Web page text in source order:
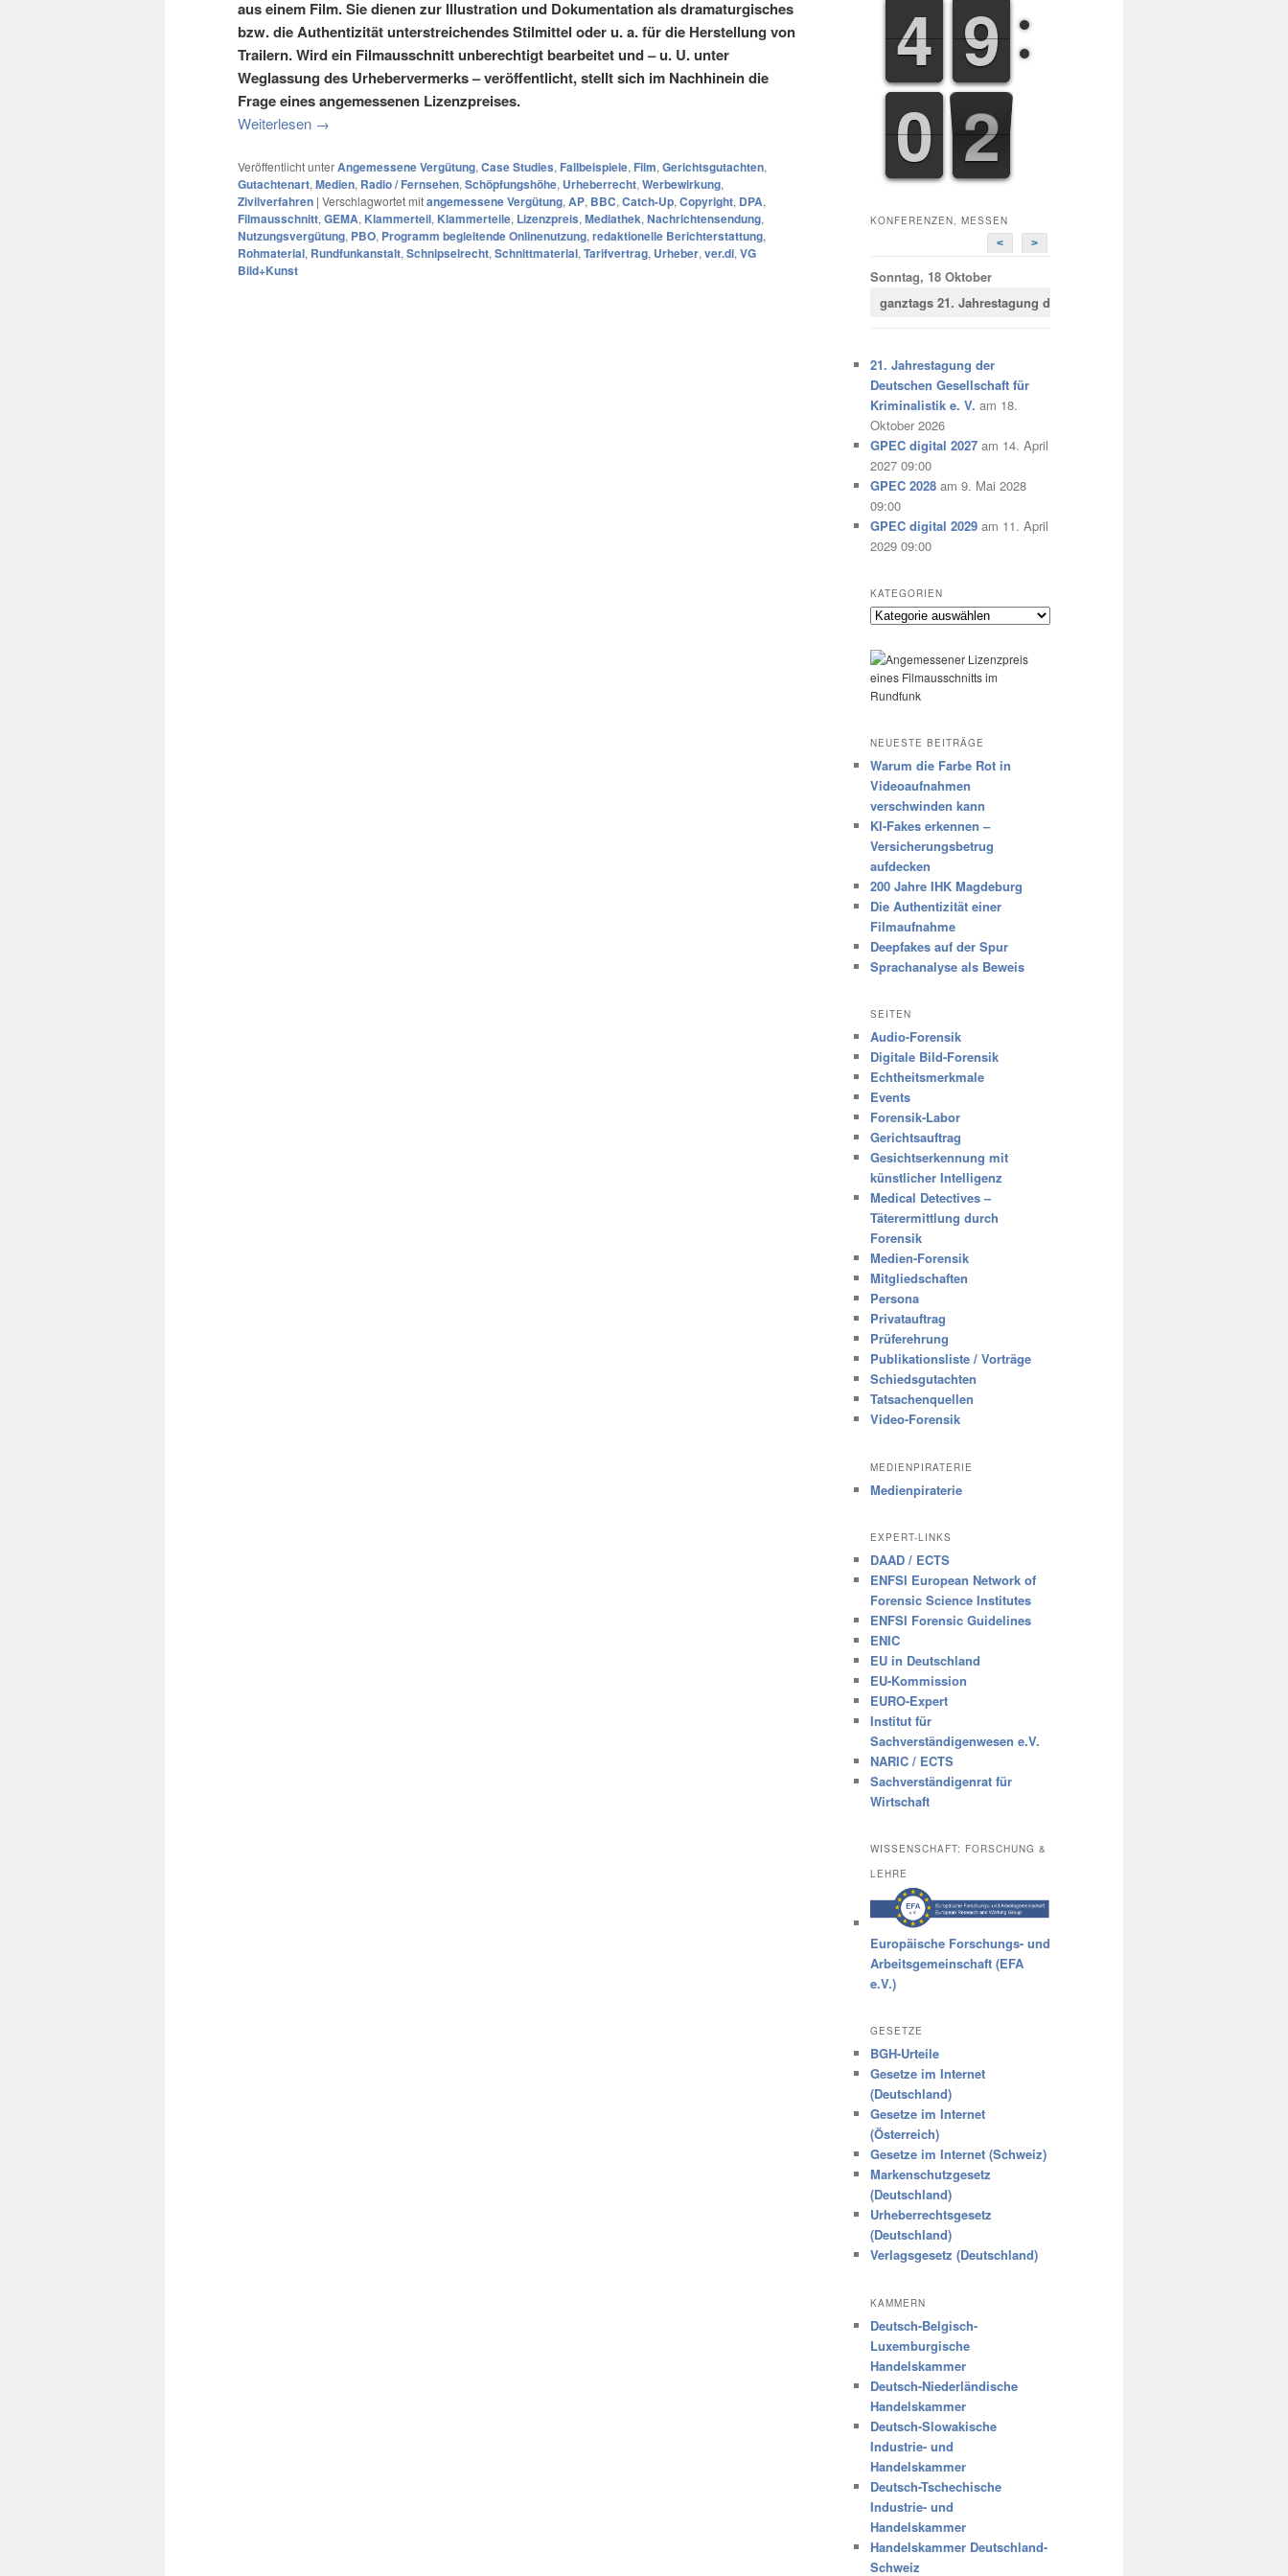
aus einem Film. Sie dienen zur Illustration und Dokumentation als dramaturgisches
bzw. die Authentizität unterstreichendes Stilmittel oder u. a. für die Herstellung von
Trailern. Wird ein Filmausschnitt unberechtigt bearbeitet und – u. U. unter
Weglassung des Urhebervermerks – veröffentlicht, stellt sich im Nachhinein die
Frage eines angemessenen Lizenzpreises.
Weiterlesen →
Veröffentlicht unterAngemessene Vergütung, Case Studies, Fallbeispiele, Film, Gerichtsgutachten,
Gutachtenart, Medien, Radio / Fernsehen, Schöpfungshöhe, Urheberrecht, Werbewirkung,
Zivilverfahren | Verschlagwortet mitangemessene Vergütung, AP, BBC, Catch-Up, Copyright, DPA,
Filmausschnitt, GEMA, Klammerteil, Klammerteile, Lizenzpreis, Mediathek, Nachrichtensendung,
Nutzungsvergütung, PBO, Programm begleitende Onlinenutzung, redaktionelle Berichterstattung,
Rohmaterial, Rundfunkanstalt, Schnipselrecht, Schnittmaterial, Tarifvertrag, Urheber, ver.di, VG
Bild+Kunst
3
3
4
4 8
9
9
5
0
0 3
3
4
KONFERENZEN, MESSEN
<
>
Sonntag, 18 Oktober
ganztags 21. Jahrestagung der Deutschen Gesellschaft für
21. Jahrestagung der
Deutschen Gesellschaft für
Kriminalistik e. V. am 18.
Oktober 2026
GPEC digital 2027 am 14. April
2027 09:00
GPEC 2028 am 9. Mai 2028
09:00
GPEC digital 2029 am 11. April
2029 09:00
KATEGORIEN
Kategorien
NEUESTE BEITRÄGE
Warum die Farbe Rot in
Videoaufnahmen
verschwinden kann
KI-Fakes erkennen –
Versicherungsbetrug
aufdecken
200 Jahre IHK Magdeburg
Die Authentizität einer
Filmaufnahme
Deepfakes auf der Spur
Sprachanalyse als Beweis
SEITEN
Audio-Forensik
Digitale Bild-Forensik
Echtheitsmerkmale
Events
Forensik-Labor
Gerichtsauftrag
Gesichtserkennung mit
künstlicher Intelligenz
Medical Detectives –
Täterermittlung durch
Forensik
Medien-Forensik
Mitgliedschaften
Persona
Privatauftrag
Prüferehrung
Publikationsliste / Vorträge
Schiedsgutachten
Tatsachenquellen
Video-Forensik
MEDIENPIRATERIE
Medienpiraterie
EXPERT-LINKS
DAAD / ECTS
ENFSI European Network of
Forensic Science Institutes
ENFSI Forensic Guidelines
ENIC
EU in Deutschland
EU-Kommission
EURO-Expert
Institut für
Sachverständigenwesen e.V.
NARIC / ECTS
Sachverständigenrat für
Wirtschaft
WISSENSCHAFT: FORSCHUNG &
LEHRE
Europäische Forschungs- und
Arbeitsgemeinschaft (EFA
e.V.)
GESETZE
BGH-Urteile
Gesetze im Internet
(Deutschland)
Gesetze im Internet
(Österreich)
Gesetze im Internet (Schweiz)
Markenschutzgesetz
(Deutschland)
Urheberrechtsgesetz
(Deutschland)
Verlagsgesetz (Deutschland)
KAMMERN
Deutsch-Belgisch-
Luxemburgische
Handelskammer
Deutsch-Niederländische
Handelskammer
Deutsch-Slowakische
Industrie- und
Handelskammer
Deutsch-Tschechische
Industrie- und
Handelskammer
Handelskammer Deutschland-
Schweiz